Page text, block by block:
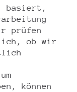
basiert,
prüfen
ob wir
können